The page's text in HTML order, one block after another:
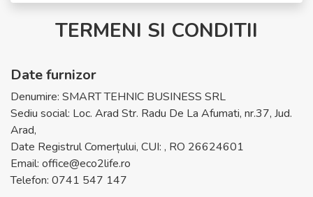
TERMENI SI CONDITII
Date furnizor
Denumire: SMART TEHNIC BUSINESS SRL
Sediu social: Loc. Arad Str. Radu De La Afumati, nr.37, Jud.
Arad,
Date Registrul Comerțului, CUI: , RO 26624601
Email: office@eco2life.ro
Telefon: 0741 547 147